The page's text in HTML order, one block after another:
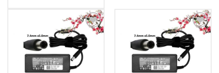
Add to
Wishlist
Add to
Wishlist